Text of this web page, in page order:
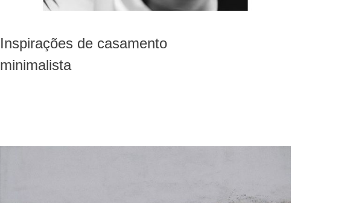
Inspirações de casamento
minimalista